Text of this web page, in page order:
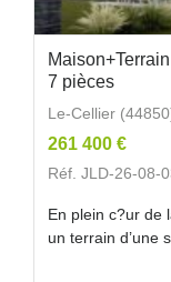
Maison+Terrain
7 pièces
Le-Cellier
261 400 €
Réf. JLD-26-08-
En plein c?ur de
un terrain d’une